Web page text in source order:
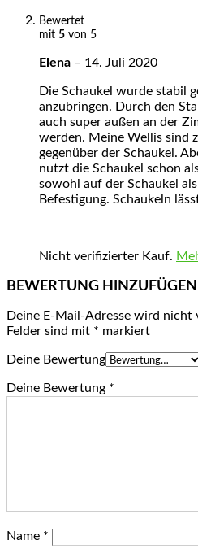
Bewertet
mit 5 von 5
Elena – 14. Juli 2020
Die Schaukel wurde stabil
anzubringen. Durch den
auch super außen an der
werden. Meine Wellis sind
gegenüber der Schaukel.
nutzt die Schaukel schon
sowohl auf der Schaukel
Befestigung. Schaukeln
Nicht verifizierter Kauf.
BEWERTUNG HINZUFÜGEN
Deine E-Mail-Adresse wird
Felder sind mit * markiert
Deine Bewertung
Deine Bewertung *
Name *